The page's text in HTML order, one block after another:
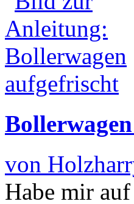
von
Habe mir